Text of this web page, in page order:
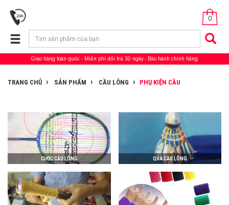
0
Giao hàng toàn quốc Miễn phí đổi trả 30 ngày Bảo hành chính hãng
TRANG CHỦ SẢN PHẨM CẦU LÔNG PHỤ KIỆN CẦU
CƯỚC CẦU LÔNG QUẢ CẦU LÔNG